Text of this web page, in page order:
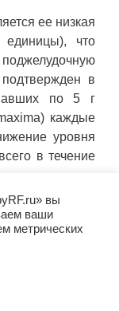
ее низкая
единицы), что
поджелудочную
в
по 5 г
каждые
уровня
в течение
вы
ваши
метрических